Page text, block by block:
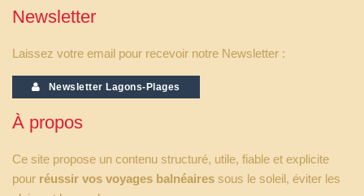
Newsletter
Laissez votre email pour recevoir notre Newsletter :
Newsletter Lagons-Plages
À propos
Ce site propose un contenu structuré, utile, fiable et explicite
pour réussir vos voyages balnéaires sous le soleil, éviter les